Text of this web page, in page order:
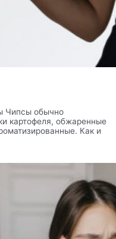
Чипсы обычно
картофеля, обжаренные
Как и